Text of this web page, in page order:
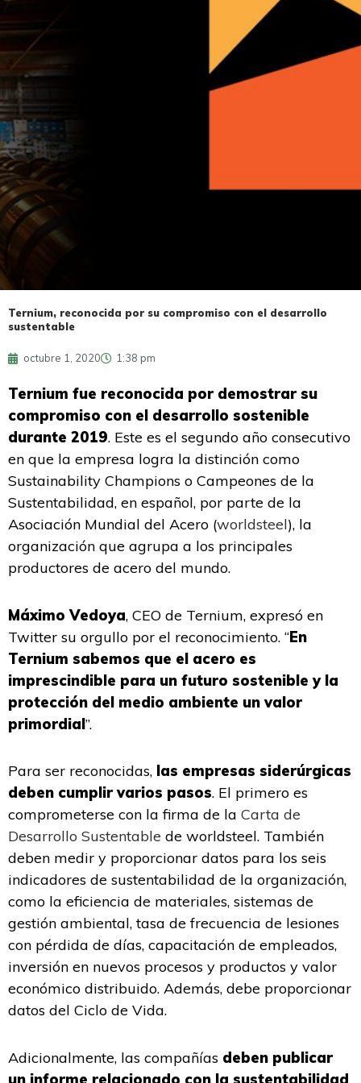
Ternium, reconocida por su compromiso con el desarrollo
sustentable
octubre 1, 2020 1:38 pm
Ternium fue reconocida por demostrar su
compromiso con el desarrollo sostenible
durante 2019. Este es el segundo año consecutivo
en que la empresa logra la distinción como
Sustainability Champions o Campeones de la
Sustentabilidad, en español, por parte de la
Asociación Mundial del Acero (worldsteel), la
organización que agrupa a los principales
productores de acero del mundo.
Máximo Vedoya, CEO de Ternium, expresó en
Twitter su orgullo por el reconocimiento. “En
Ternium sabemos que el acero es
imprescindible para un futuro sostenible y la
protección del medio ambiente un valor
primordial”.
Para ser reconocidas, las empresas siderúrgicas
deben cumplir varios pasos. El primero es
comprometerse con la firma de la Carta de
Desarrollo Sustentable de worldsteel. También
deben medir y proporcionar datos para los seis
indicadores de sustentabilidad de la organización,
como la eficiencia de materiales, sistemas de
gestión ambiental, tasa de frecuencia de lesiones
con pérdida de días, capacitación de empleados,
inversión en nuevos procesos y productos y valor
económico distribuido. Además, debe proporcionar
datos del Ciclo de Vida.
Adicionalmente, las compañías deben publicar